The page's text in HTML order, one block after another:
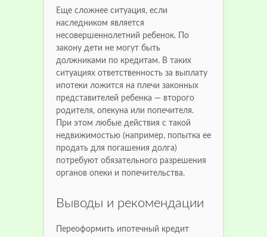
Еще сложнее ситуация, если
наследником является
несовершеннолетний ребенок. По
закону дети не могут быть
должниками по кредитам. В таких
ситуациях ответственность за выплату
ипотеки ложится на плечи законных
представителей ребенка — второго
родителя, опекуна или попечителя.
При этом любые действия с такой
недвижимостью (например, попытка ее
продать для погашения долга)
потребуют обязательного разрешения
органов опеки и попечительства.
Выводы и рекомендации
Переоформить ипотечный кредит